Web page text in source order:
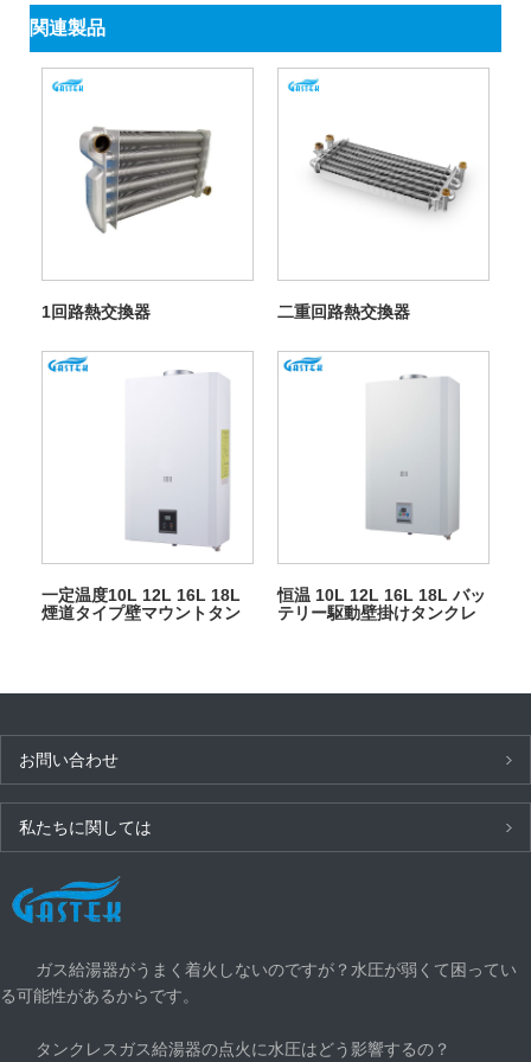
関連製品
1回路熱交換器 二重回路熱交換器
一定温度10L 12L 16L 18L
煙道タイプ壁マウントタン
恒温 10L 12L 16L 18L バッ
テリー駆動壁掛けタンクレ
お問い合わせ
私たちに関しては
最新ニュース
ガス給湯器がうまく着火しないのですが？水圧が弱くて困ってい
る可能性があるからです。
タンクレスガス給湯器の点火に水圧はどう影響するの？